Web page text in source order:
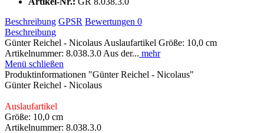
Beschreibung GPSR Bewertungen 0
Beschreibung
Günter Reichel - Nicolaus Auslaufartikel Größe: 10,0 cm
Artikelnummer: 8.038.3.0 Aus der... mehr
Menü schließen
Produktinformationen "Günter Reichel - Nicolaus"
Günter Reichel - Nicolaus
Auslaufartikel
Größe: 10,0 cm
Artikelnummer: 8.038.3.0